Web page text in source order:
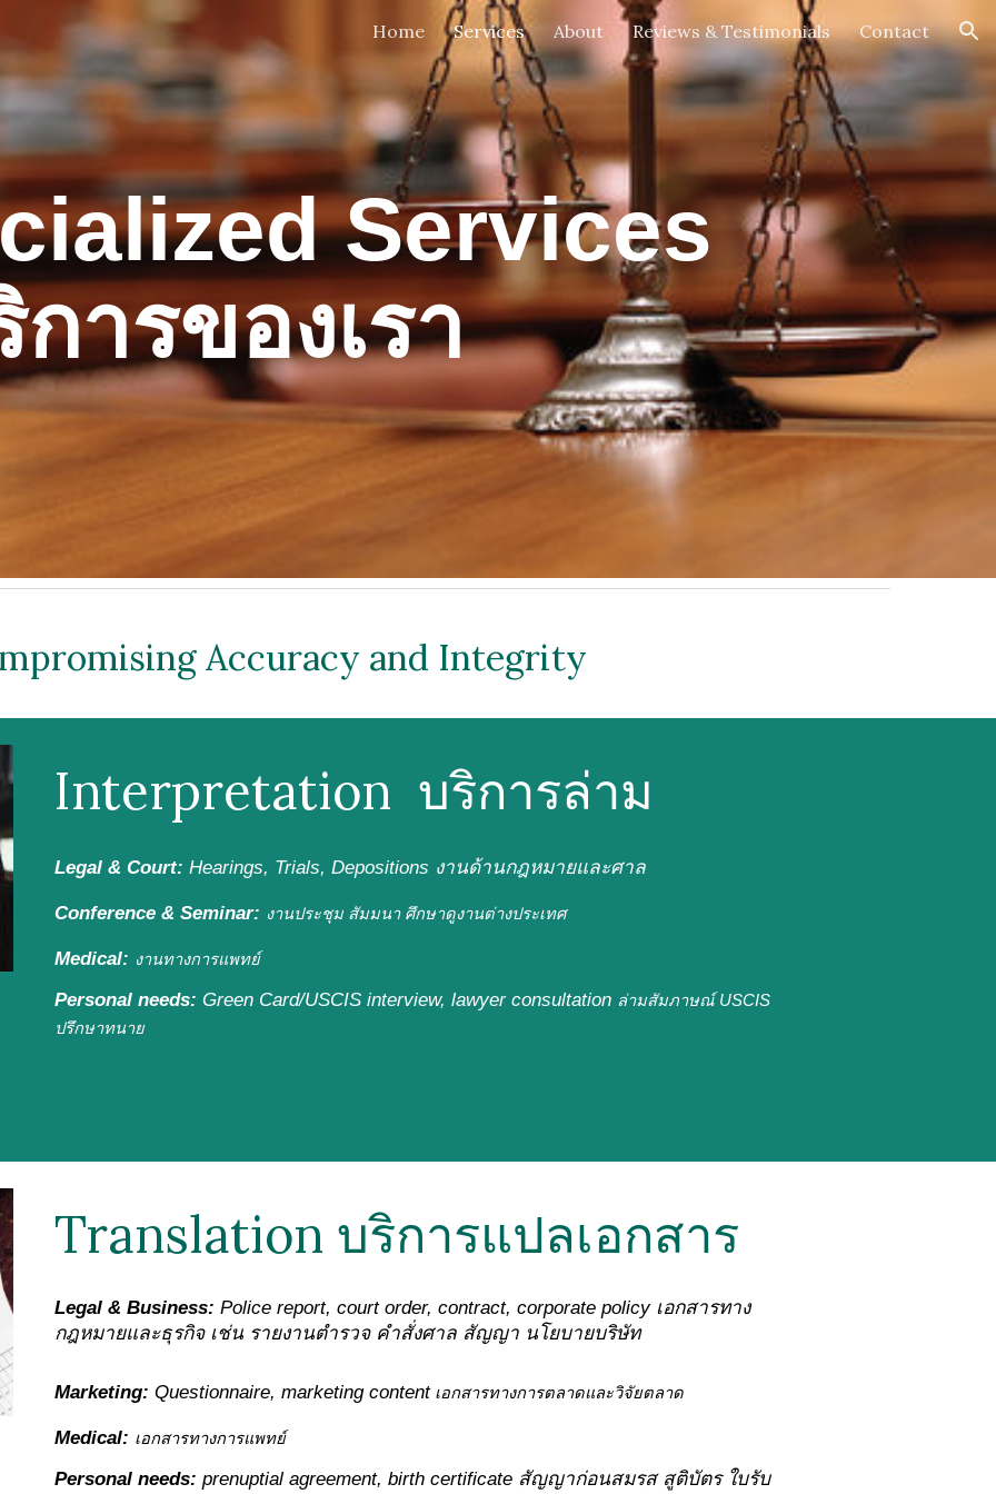
to main content Skip to navigation
Home Services About Reviews & Testimonials Contact
Services
การของเรา
Accuracy and Integrity
Interpretation บริการล่าม
Legal & Court:Hearings, Trials,Depositions งานด้านกฎหมายและศาล
Conference & Seminar: งานประชุม สัมมนา ศึกษาดูงานต่างประเทศ
Medical: งานทางการแพทย์
Personalneeds:Green Card/USCIS interview, lawyer consultation ล่ามสัมภาษณ์ USCIS
ปรึกษาทนาย
Translation บริการแปลเอกสาร
Legal & Business: Police report, court order, contract, corporate policy เอกสารทาง
กฎหมายและธุรกิจ เช่น รายงานตำรวจ คำสั่งศาล สัญญา นโยบายบริษัท
Marketing: Questionnaire, marketing contentเอกสารทางการตลาดและวิจัยตลาด
Medical: เอกสารทางการแพทย์
Personal needs: prenuptial agreement, birth certificate สัญญาก่อนสมรส สูติบัตร ใบรับ